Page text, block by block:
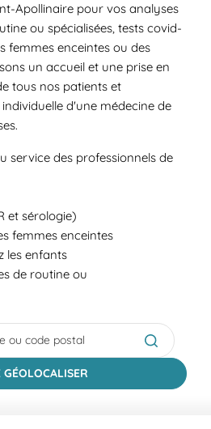
Apollinaire pour vos analyses
ou spécialisées, tests covid-
femmes enceintes ou des
un accueil et une prise en
tous nos patients et
d'une médecine de
service des professionnels de
et sérologie)
femmes enceintes
les enfants
de routine ou
or City & Country
Submit a
GÉOLOCALISER